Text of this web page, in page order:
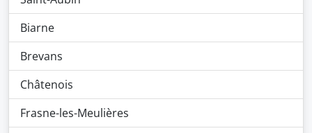
Biarne
Brevans
Châtenois
Frasne-les-Meulières